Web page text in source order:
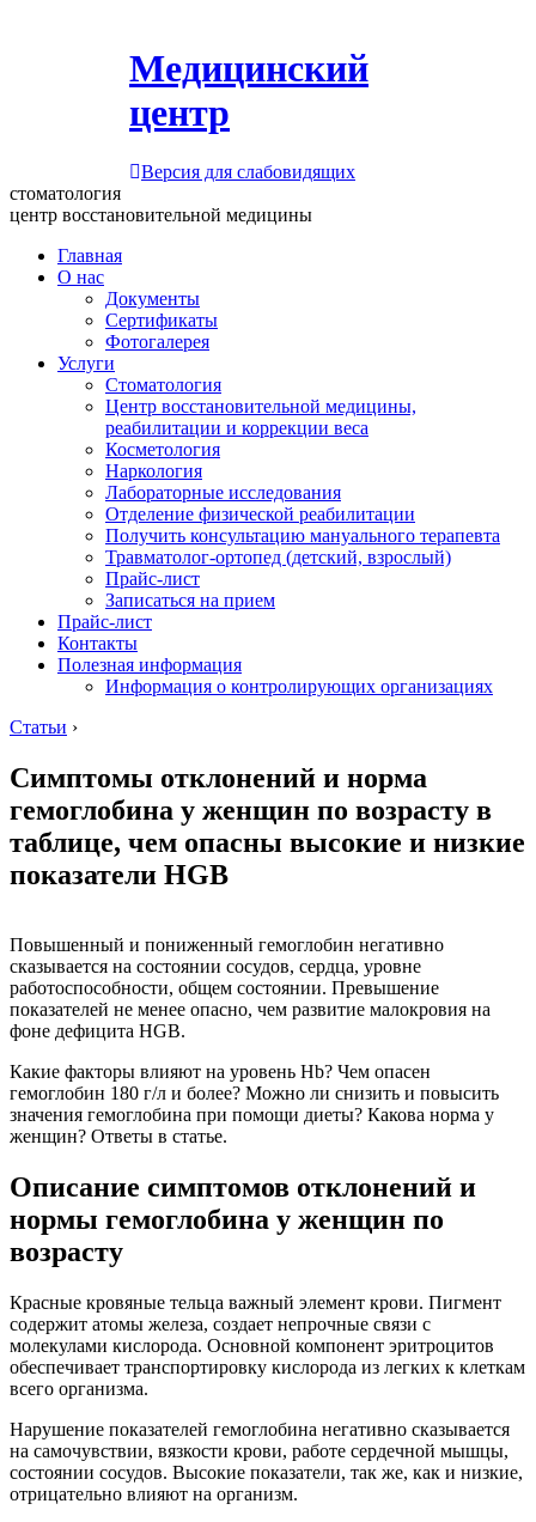
Медицинский
центр
Версия для слабовидящих
стоматология
центр восстановительной медицины
Главная
О нас
Документы
Сертификаты
Фотогалерея
Услуги
Стоматология
Центр восстановительной медицины,
реабилитации и коррекции веса
Косметология
Наркология
Лабораторные исследования
Отделение физической реабилитации
Получить консультацию мануального терапевта
Травматолог-ортопед (детский, взрослый)
Прайс-лист
Записаться на прием
Прайс-лист
Контакты
Полезная информация
Информация о контролирующих организациях
Статьи ›
Симптомы отклонений и норма
гемоглобина у женщин по возрасту в
таблице, чем опасны высокие и низкие
показатели HGB
Повышенный и пониженный гемоглобин негативно
сказывается на состоянии сосудов, сердца, уровне
работоспособности, общем состоянии. Превышение
показателей не менее опасно, чем развитие малокровия на
фоне дефицита HGB.
Какие факторы влияют на уровень Hb? Чем опасен
гемоглобин 180 г/л и более? Можно ли снизить и повысить
значения гемоглобина при помощи диеты? Какова норма у
женщин? Ответы в статье.
Описание симптомов отклонений и
нормы гемоглобина у женщин по
возрасту
Красные кровяные тельца важный элемент крови. Пигмент
содержит атомы железа, создает непрочные связи с
молекулами кислорода. Основной компонент эритроцитов
обеспечивает транспортировку кислорода из легких к клеткам
всего организма.
Нарушение показателей гемоглобина негативно сказывается
на самочувствии, вязкости крови, работе сердечной мышцы,
состоянии сосудов. Высокие показатели, так же, как и низкие,
отрицательно влияют на организм.